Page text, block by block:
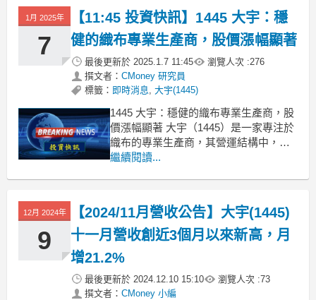
資金動能主要來自於市場對全球服飾品
牌庫存去化已進入尾聲的樂觀預期，加
上部分業者第二季財報顯示獲利表現
1月 2025年
7
【11:45 投資快訊】1445 大宇：穩
健的織布專業生產商，股價漲幅顯著
最後更新於 2025.1.7 11:45 瀏覽人次 :276
撰文者： CMoney 研究員
標籤： 即時消息, 大宇(1445)
1445 大宇：穩健的織布專業生產商，股
價漲幅顯著 大宇（1445）是一家專注於
織布的專業生產商，其營運結構中，紡
織事業部佔總營收的63.18%，假撚事業
染整，並積極進行進出口貿易，展現其
市場廣度。近期股價報價17.4
繼續閱讀...
12月 2024年
9
【2024/11月營收公告】大宇(1445)
十一月營收創近3個月以來新高，月
增21.2%
最後更新於 2024.12.10 15:10 瀏覽人次 :73
撰文者： CMoney 小編